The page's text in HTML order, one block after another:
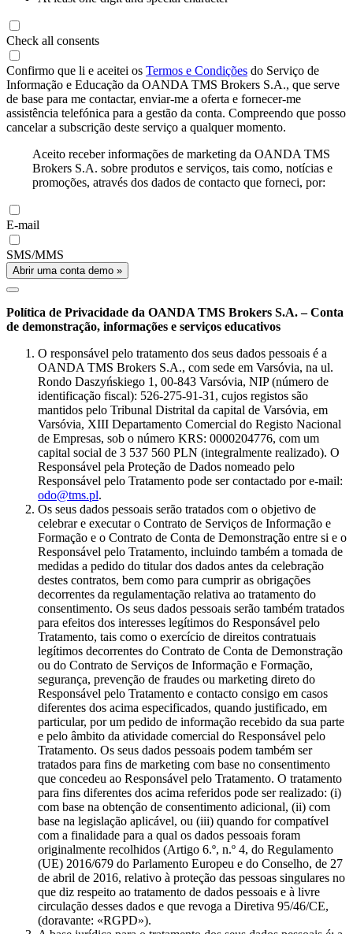
Check all consents
Confirmo que li e aceitei os Termos e Condições do Serviço de
Informação e Educação da OANDA TMS Brokers S.A., que serve
de base para me contactar, enviar-me a oferta e fornecer-me
assistência telefónica para a gestão da conta. Compreendo que posso
cancelar a subscrição deste serviço a qualquer momento.
Aceito receber informações de marketing da OANDA TMS
Brokers S.A. sobre produtos e serviços, tais como, notícias e
promoções, através dos dados de contacto que forneci, por:
E-mail
SMS/MMS
Abrir uma conta demo »
Política de Privacidade da OANDA TMS Brokers S.A. – Conta
de demonstração, informações e serviços educativos
O responsável pelo tratamento dos seus dados pessoais é a
OANDA TMS Brokers S.A., com sede em Varsóvia, na ul.
Rondo Daszyńskiego 1, 00-843 Varsóvia, NIP (número de
identificação fiscal): 526-275-91-31, cujos registos são
mantidos pelo Tribunal Distrital da capital de Varsóvia, em
Varsóvia, XIII Departamento Comercial do Registo Nacional
de Empresas, sob o número KRS: 0000204776, com um
capital social de 3 537 560 PLN (integralmente realizado). O
Responsável pela Proteção de Dados nomeado pelo
Responsável pelo Tratamento pode ser contactado por e-mail:
odo@tms.pl.
Os seus dados pessoais serão tratados com o objetivo de
celebrar e executar o Contrato de Serviços de Informação e
Formação e o Contrato de Conta de Demonstração entre si e o
Responsável pelo Tratamento, incluindo também a tomada de
medidas a pedido do titular dos dados antes da celebração
destes contratos, bem como para cumprir as obrigações
decorrentes da regulamentação relativa ao tratamento do
consentimento. Os seus dados pessoais serão também tratados
para efeitos dos interesses legítimos do Responsável pelo
Tratamento, tais como o exercício de direitos contratuais
legítimos decorrentes do Contrato de Conta de Demonstração
ou do Contrato de Serviços de Informação e Formação,
segurança, prevenção de fraudes ou marketing direto do
Responsável pelo Tratamento e contacto consigo em casos
diferentes dos acima especificados, quando justificado, em
particular, por um pedido de informação recebido da sua parte
e pelo âmbito da atividade comercial do Responsável pelo
Tratamento. Os seus dados pessoais podem também ser
tratados para fins de marketing com base no consentimento
que concedeu ao Responsável pelo Tratamento. O tratamento
para fins diferentes dos acima referidos pode ser realizado: (i)
com base na obtenção de consentimento adicional, (ii) com
base na legislação aplicável, ou (iii) quando for compatível
com a finalidade para a qual os dados pessoais foram
originalmente recolhidos (Artigo 6.º, n.º 4, do Regulamento
(UE) 2016/679 do Parlamento Europeu e do Conselho, de 27
de abril de 2016, relativo à proteção das pessoas singulares no
que diz respeito ao tratamento de dados pessoais e à livre
circulação desses dados e que revoga a Diretiva 95/46/CE,
(doravante: «RGPD»).